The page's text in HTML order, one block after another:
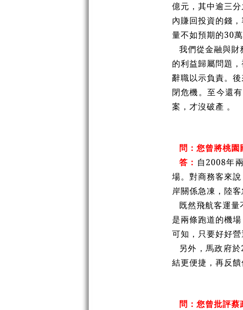
億元，其中逾三
內賺回投資的錢
量不如預期的30
我們從金融與
的利益歸屬問題
辭職以示負責。
閉危機。至今還
案，才沒破產 。
問：您曾將桃
答： 自2008年
場。對商務客來
岸關係急凍，陸
既然飛航客運
是兩條跑道的機
可知，只要好好營
另外，馬政府
結更便捷，再反
問：您曾批評